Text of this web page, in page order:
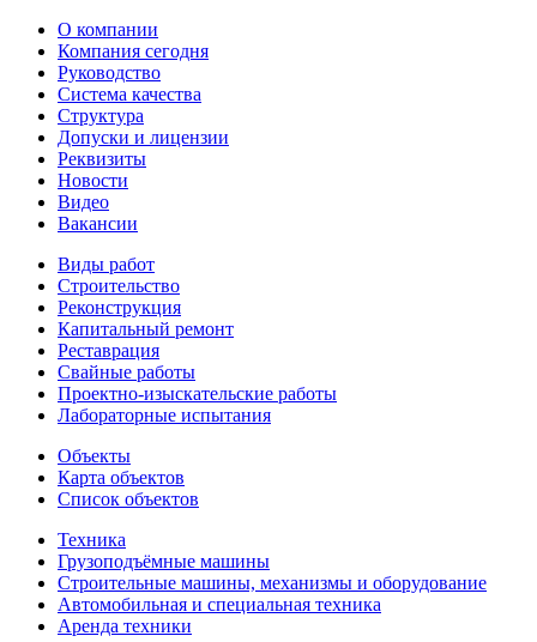
О компании
Компания сегодня
Руководство
Система качества
Структура
Допуски и лицензии
Реквизиты
Новости
Видео
Вакансии
Виды работ
Строительство
Реконструкция
Капитальный ремонт
Реставрация
Свайные работы
Проектно-изыскательские работы
Лабораторные испытания
Объекты
Карта объектов
Список объектов
Техника
Грузоподъёмные машины
Строительные машины, механизмы и оборудование
Автомобильная и специальная техника
Аренда техники